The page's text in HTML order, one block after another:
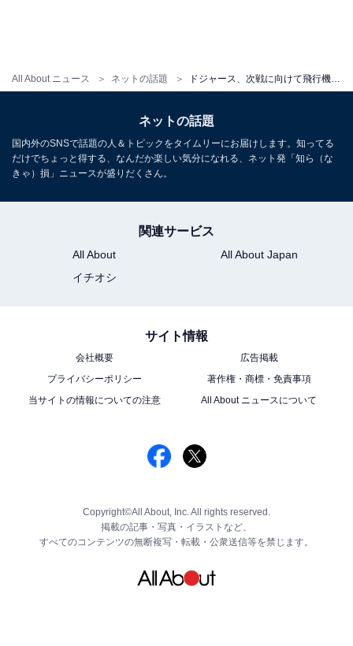
All About ニュース ネットの話題
ネットの話題
国内外のSNSで話題の人＆トピックをタイムリーにお届けします。知ってる
だけでちょっと得する、なんだか楽しい気分になれる、ネット発「知ら（な
きゃ）損」ニュースが盛りだくさん。
関連サービス
All About
All About Japan
イチオシ
サイト情報
会社概要
広告掲載
プライバシーポリシー
著作権・商標・免責事項
当サイトの情報についての注意
All About ニュースについて
Copyright©All About, Inc. All rights reserved.
掲載の記事・写真・イラストなど、
すべてのコンテンツの無断複写・転載・公衆送信等を禁じます。